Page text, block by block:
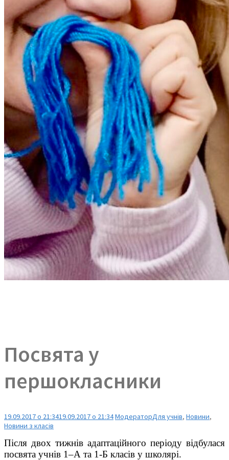
Посвята у
першокласники
19.09.2017 о 21:3419.09.2017 о 21:34МодераторДля учнів, Новини,
Новини з класів
Після двох тижнів адаптаційного періоду відбулася
посвята учнів 1–А та 1-Б класів у школярі.